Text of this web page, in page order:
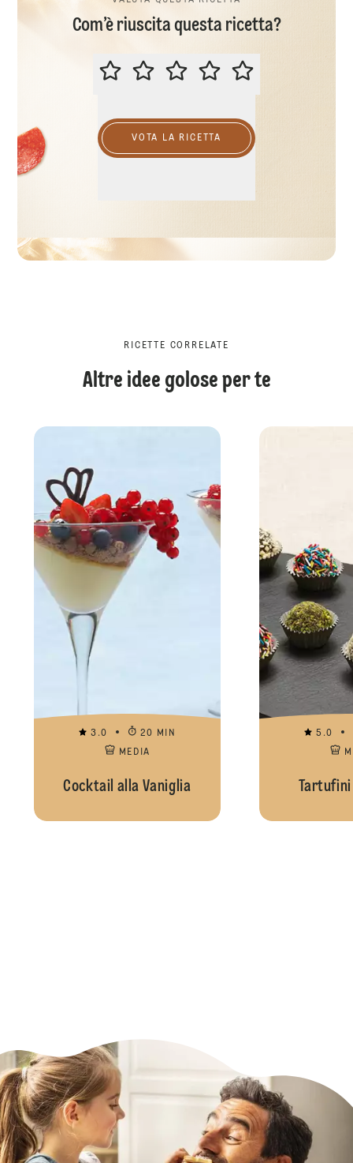
Com’è riuscita questa ricetta?
VALUTA QUESTA RICETTA
VOTA LA RICETTA
RICETTE CORRELATE
Altre idee golose per te
3.0
20 MIN
MEDIA
Cocktail alla Vaniglia
5.0